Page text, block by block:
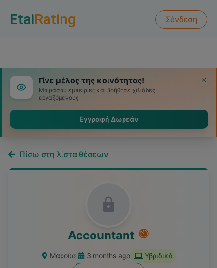
EtaiRating Σύνδεση
Γίνε μέλος της κοινότητας!
Μοιράσου εμπειρίες και βοήθησε χιλιάδες
εργαζόμενους
Εγγραφή Δωρεάν
Πίσω στη λίστα θέσεων
Accountant
Μαρούσι 3 months ago Υβριδικό